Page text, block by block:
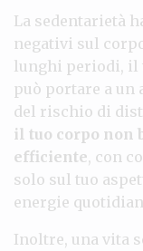
La sedentarietà
negativi sul
lunghi periodi, il
può portare a un
del rischio di
il tuo corpo non
efficiente, con
solo sul tuo
energie
Inoltre, una vita